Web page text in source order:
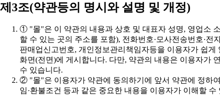
제3조(약관등의 명시와 설명 및 개정)
수 있습니다.